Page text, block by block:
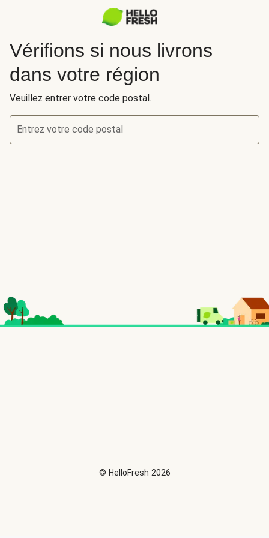
Vérifions si nous livrons
dans votre région
Veuillez entrer votre code postal.
Entrez votre code postal
© HelloFresh 2026